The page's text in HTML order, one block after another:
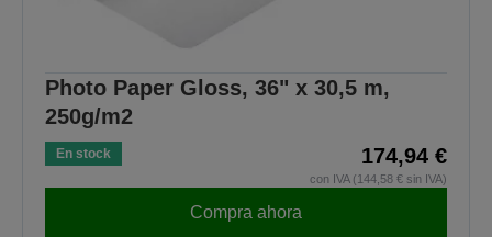
Photo Paper Gloss, 36" x 30,5 m,
250g/m2
En stock 174,94 €
con IVA (144,58 € sin IVA)
Compra ahora